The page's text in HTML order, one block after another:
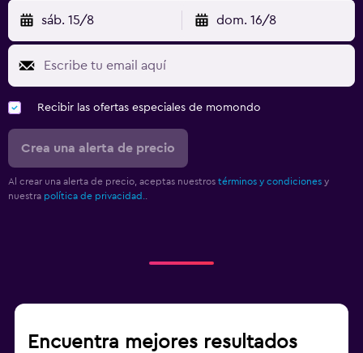
sáb. 15/8 dom. 16/8
Recibir las ofertas especiales de momondo
Crea una alerta de precio
Al crear una alerta de precio, aceptas nuestros términos y condiciones y
nuestra política de privacidad.
Encuentra mejores resultados